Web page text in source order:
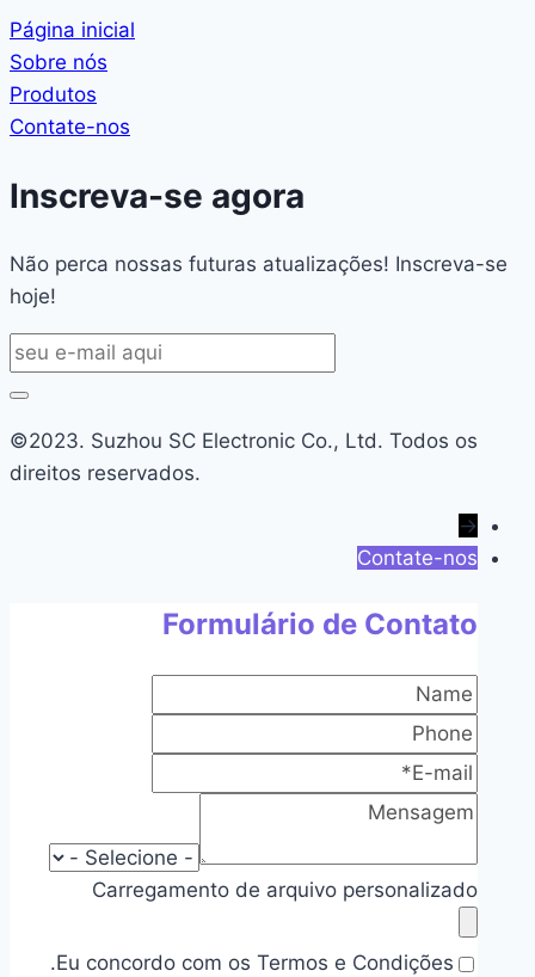
Página inicial
Sobre nós
Produtos
Contate-nos
Inscreva-se agora
Não perca nossas futuras atualizações! Inscreva-se
hoje!
©2023. Suzhou SC Electronic Co., Ltd. Todos os
direitos reservados.
→
Contate-nos
Formulário de Contato
Carregamento de arquivo personalizado
Eu concordo com os Termos e Condições.